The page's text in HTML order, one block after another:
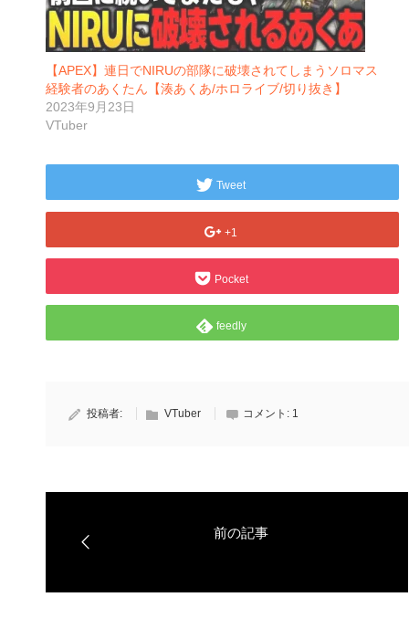
【APEX】連日でNIRUの部隊に破壊されてしまうソロマス
経験者のあくたん【湊あくあ/ホロライブ/切り抜き】
2023年9月23日
VTuber
Tweet
+1
Pocket
feedly
投稿者: VTuber コメント: 1